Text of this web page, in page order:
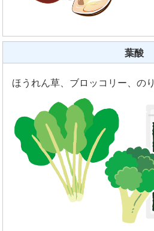
葉酸
ほうれん草、ブロッコリー、のり